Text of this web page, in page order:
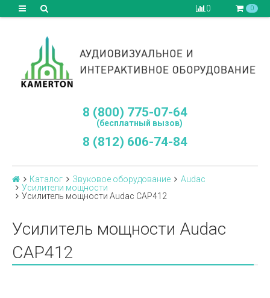
0 0
8 (800) 775-07-64
(бесплатный вызов)
8 (812) 606-74-84
Каталог Звуковое оборудование
Audac
Усилители мощности
Усилитель мощности Audac CAP412
Усилитель мощности Audac
CAP412